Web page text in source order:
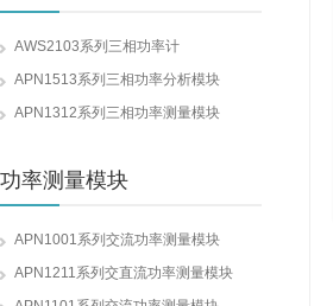
AWS2103系列三相功率计
APN1513系列三相功率分析模块
APN1312系列三相功率测量模块
功率测量模块
APN1001系列交流功率测量模块
APN1211系列交直流功率测量模块